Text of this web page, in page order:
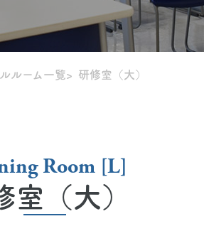
ルーム一覧 研修室（大）
Room [L]
室（大）